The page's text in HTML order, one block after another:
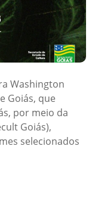
Washington
Goiás, que
por meio da
Goiás),
selecionados